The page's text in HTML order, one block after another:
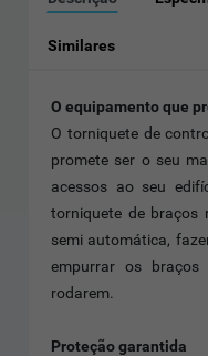
Similares
O equipamento que
O torniquete de
promete ser o seu
acessos ao seu
torniquete de braços
semi automática,
empurrar os
rodarem.
Proteção garantida